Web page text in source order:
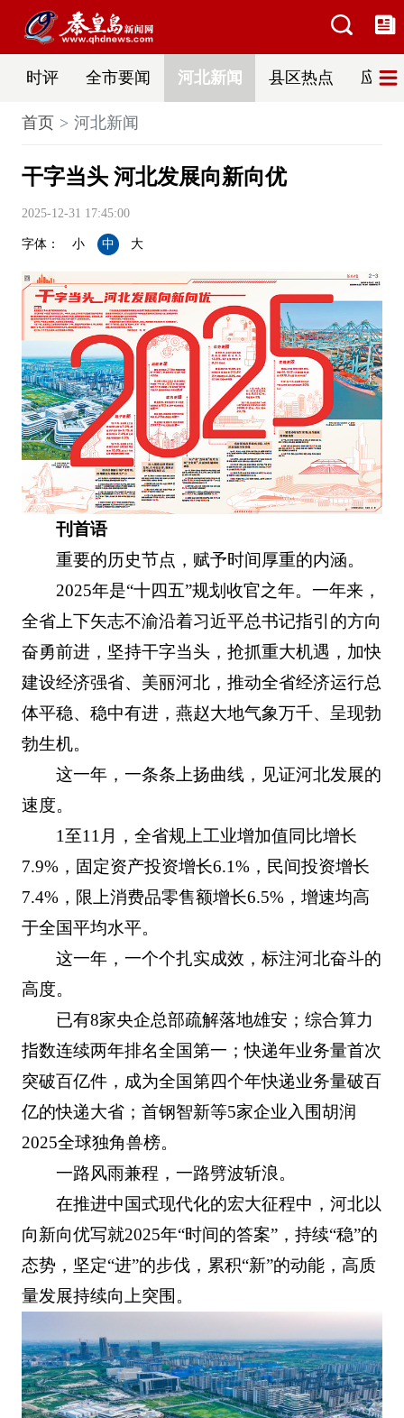
时评 全市要闻 河北新闻 县区热点 应急
首页 河北新闻
干字当头 河北发展向新向优
2025-12-31 17:45:00
字体： 小 中 大
刊首语
重要的历史节点，赋予时间厚重的内涵。
2025年是“十四五”规划收官之年。一年来，
全省上下矢志不渝沿着习近平总书记指引的方向
奋勇前进，坚持干字当头，抢抓重大机遇，加快
建设经济强省、美丽河北，推动全省经济运行总
体平稳、稳中有进，燕赵大地气象万千、呈现勃
勃生机。
这一年，一条条上扬曲线，见证河北发展的
速度。
1至11月，全省规上工业增加值同比增长
7.9%，固定资产投资增长6.1%，民间投资增长
7.4%，限上消费品零售额增长6.5%，增速均高
于全国平均水平。
这一年，一个个扎实成效，标注河北奋斗的
高度。
已有8家央企总部疏解落地雄安；综合算力
指数连续两年排名全国第一；快递年业务量首次
突破百亿件，成为全国第四个年快递业务量破百
亿的快递大省；首钢智新等5家企业入围胡润
2025全球独角兽榜。
一路风雨兼程，一路劈波斩浪。
在推进中国式现代化的宏大征程中，河北以
向新向优写就2025年“时间的答案”，持续“稳”的
态势，坚定“进”的步伐，累积“新”的动能，高质
量发展持续向上突围。